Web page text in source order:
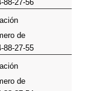
88-27-56
de
88-27-55
de